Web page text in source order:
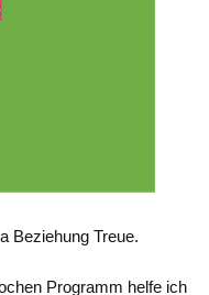
Beziehung Treue.
Programm helfe ich